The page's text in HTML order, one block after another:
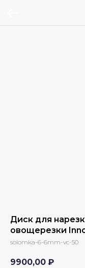
Диск для
овощерезки
solomka-6-6mm-vc-50
9900,00 ₽